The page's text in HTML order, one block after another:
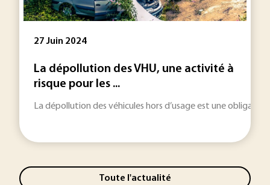
27 Juin 2024
La dépollution des VHU, une activité à
risque pour les ...
La dépollution des véhicules hors d’usage est une
Toute l'actualité